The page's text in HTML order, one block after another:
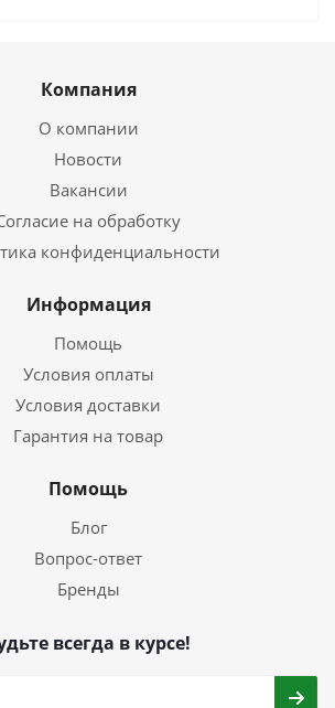
Компания
О компании
Новости
Вакансии
на обработку
конфиденциальности
Информация
Помощь
Условия оплаты
Условия доставки
Гарантия на товар
Помощь
Блог
Вопрос-ответ
Бренды
всегда в курсе!